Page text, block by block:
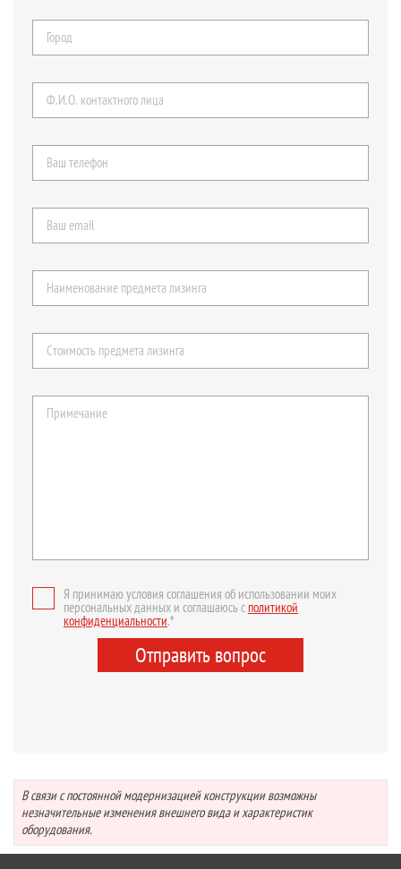
Я принимаю условия соглашения об использовании моих
персональных данных и соглашаюсь сполитикой
конфиденциальности.*
Отправить вопрос
В связи с постоянной модернизацией конструкции возможны
незначительные изменения внешнего вида и характеристик
оборудования.